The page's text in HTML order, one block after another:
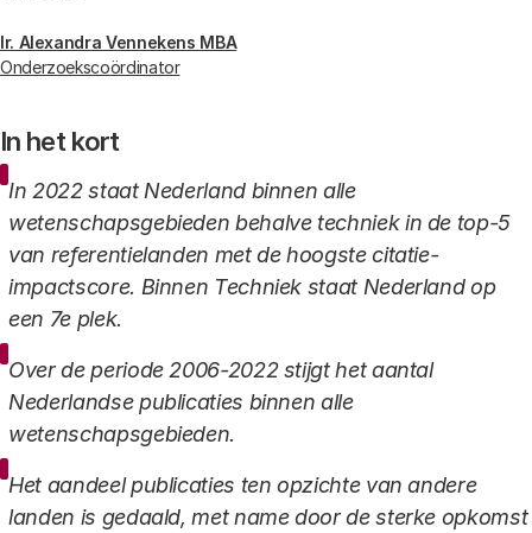
Ir. Alexandra Vennekens MBA
Onderzoekscoördinator
In het kort
In 2022 staat Nederland binnen alle
wetenschapsgebieden behalve techniek in de top-5
van referentielanden met de hoogste citatie-
impactscore. Binnen Techniek staat Nederland op
een 7e plek.
Over de periode 2006-2022 stijgt het aantal
Nederlandse publicaties binnen alle
wetenschapsgebieden.
Het aandeel publicaties ten opzichte van andere
landen is gedaald, met name door de sterke opkomst